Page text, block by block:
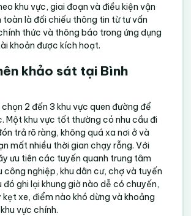
khu vực, giai đoạn và điều kiện vận
toàn là đối chiếu thông tin từ tư vấn
thức và thông báo trong ứng dụng
khoản được kích hoạt.
khảo sát tại Bình
2 đến 3 khu vực quen đường để
Một khu vực tốt thường có nhu cầu đi
trả rõ ràng, không quá xa nơi ở và
mất nhiều thời gian chạy rỗng. Với
ưu tiên các tuyến quanh trung tâm
công nghiệp, khu dân cư, chợ và tuyến
đó ghi lại khung giờ nào dễ có chuyến,
xe, điểm nào khó dừng và khoảng
vực chính.